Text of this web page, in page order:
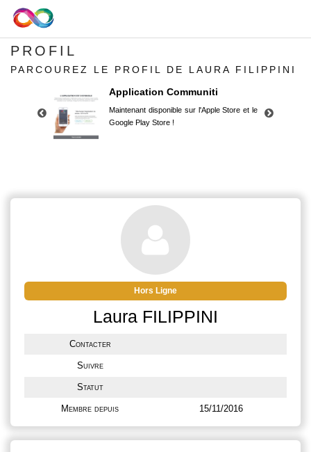
PROFIL
PARCOUREZ LE PROFIL DE LAURA FILIPPINI
Application Communiti
Maintenant disponible sur l'Apple Store et le
Google Play Store !
Google Play Store !
Hors Ligne
Laura FILIPPINI
Contacter
Suivre
Statut
Membre depuis 15/11/2016